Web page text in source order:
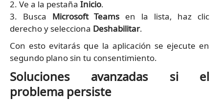
2. Ve a la pestaña Inicio.
3. Busca Microsoft Teams en la lista, haz clic
derecho y selecciona Deshabilitar.
Con esto evitarás que la aplicación se ejecute en
segundo plano sin tu consentimiento.
Soluciones avanzadas si el
problema persiste